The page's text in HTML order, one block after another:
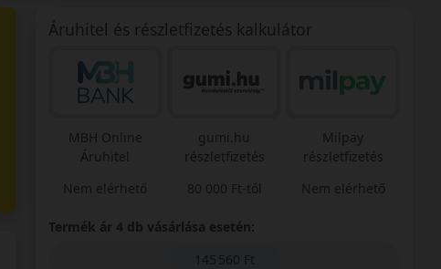
Áruhitel és részletfizetés kalkulátor
MBH Online
Áruhitel
Nem elérhető
gumi.hu
részletfizetés
80 000 Ft-tól
Milpay
részletfizetés
Nem elérhető
Termék ár 4 db vásárlása esetén:
145 560 Ft